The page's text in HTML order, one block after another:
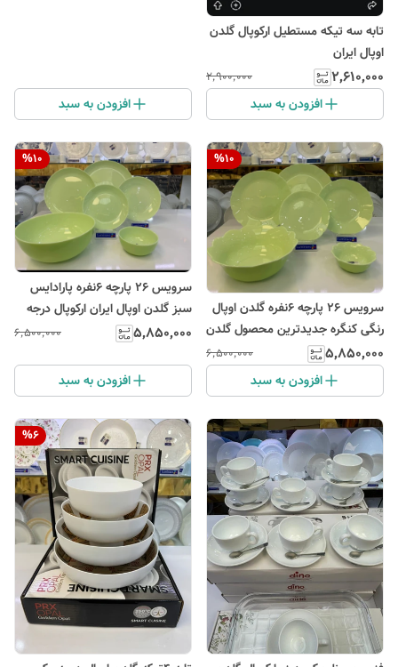
تابه سه تیکه مستطیل ارکوپال گلدن
اوپال ایران
۲٬۶۱۰٬۰۰۰ ۲٬۹۰۰٬۰۰۰
افزودن به سبد افزودن به سبد
%10
سرویس ۲۶ پارچه ۶نفره گلدن اوپال
رنگی کنگره جدیدترین محصول گلدن
اوپال
۵٬۸۵۰٬۰۰۰ ۶٬۵۰۰٬۰۰۰
افزودن به سبد
%10
سرویس ۲۶ پارچه ۶نفره پارادایس
سبز گلدن اوپال ایران ارکوپال درجه
یک
۵٬۸۵۰٬۰۰۰ ۶٬۵۰۰٬۰۰۰
افزودن به سبد
%6